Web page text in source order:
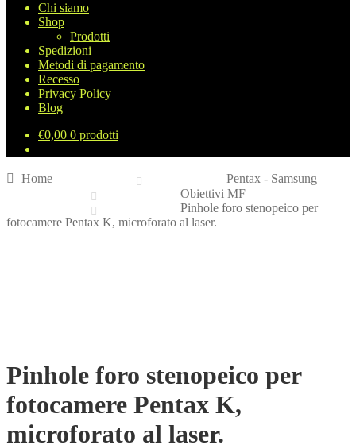
Chi siamo
Shop
Prodotti
Spedizioni
Metodi di pagamento
Recesso
Privacy Policy
Blog
€0,00 0 prodotti
Home
Pentax - Samsung
Obiettivi MF
Pinhole foro stenopeico per
fotocamere Pentax K, microforato al laser.
Pinhole foro stenopeico per
fotocamere Pentax K,
microforato al laser.